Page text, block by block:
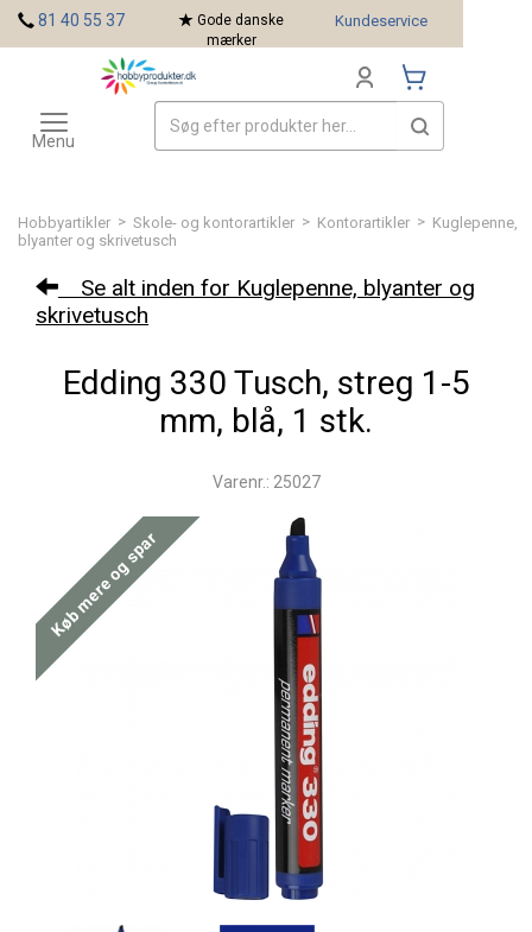
Hobbyartikler > Skole- og kontorartikler > Kontorartikler > Kuglepenne,
blyanter og skrivetusch
Se alt inden for Kuglepenne, blyanter og
skrivetusch
Edding 330 Tusch, streg 1-5
mm, blå, 1 stk.
Varenr.: 25027
Køb mere og spar
81 40 55 37
Gode danske
mærker
Kundeservice
Toggle
navigation
Menu
Mærker